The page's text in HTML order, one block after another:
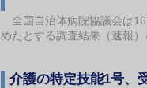
全国自治体病院協議会は
めたとする調査結果（速報
介護の特定技能1号、